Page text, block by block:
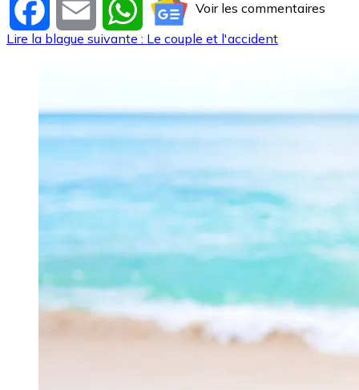
Facebook Email WhatsAppVoir les commentaires
Lire la blague suivante : Le couple et l'accident